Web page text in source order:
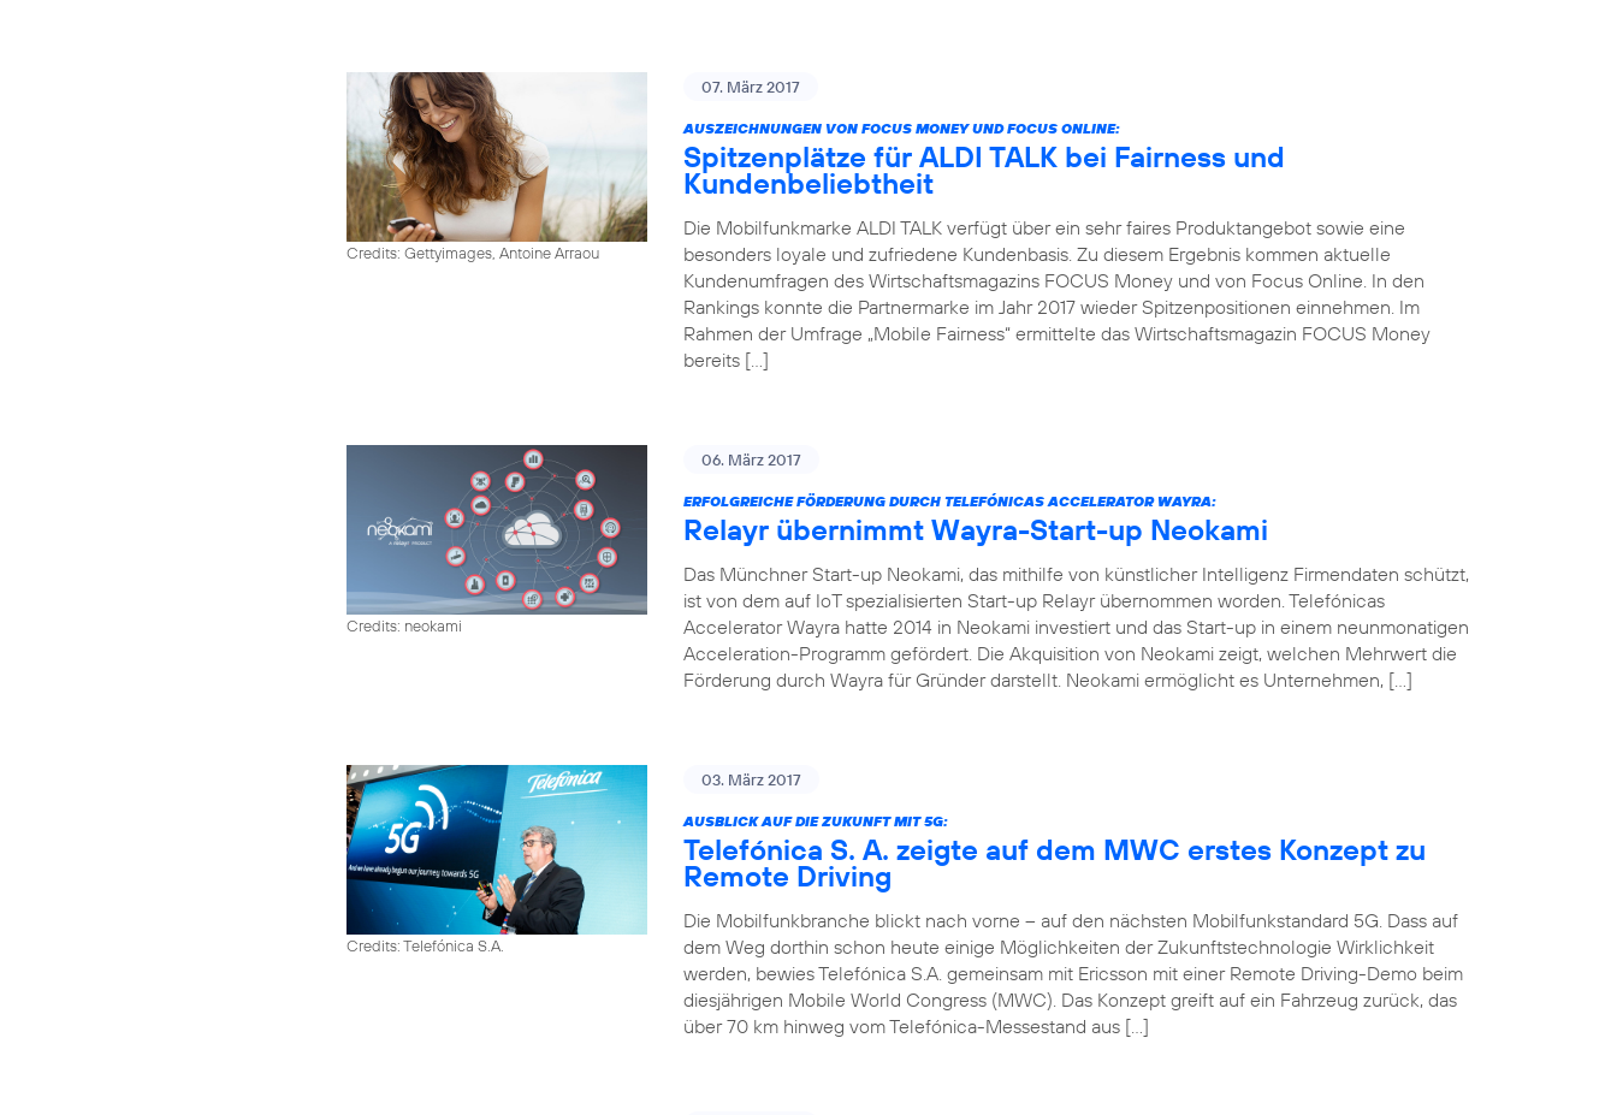
Credits: Gettyimages, Antoine Arraou
07. März 2017
AUSZEICHNUNGEN VON FOCUS MONEY UND FOCUS ONLINE:
Spitzenplätze für ALDI TALK bei Fairness und
Kundenbeliebtheit
Die Mobilfunkmarke ALDI TALK verfügt über ein sehr faires Produktangebot sowie eine
besonders loyale und zufriedene Kundenbasis. Zu diesem Ergebnis kommen aktuelle
Kundenumfragen des Wirtschaftsmagazins FOCUS Money und von Focus Online. In den
Rankings konnte die Partnermarke im Jahr 2017 wieder Spitzenpositionen einnehmen. Im
Rahmen der Umfrage „Mobile Fairness“ ermittelte das Wirtschaftsmagazin FOCUS Money
bereits […]
Credits: neokami
06. März 2017
ERFOLGREICHE FÖRDERUNG DURCH TELEFÓNICAS ACCELERATOR WAYRA:
Relayr übernimmt Wayra-Start-up Neokami
Das Münchner Start-up Neokami, das mithilfe von künstlicher Intelligenz Firmendaten schützt,
ist von dem auf IoT spezialisierten Start-up Relayr übernommen worden. Telefónicas
Accelerator Wayra hatte 2014 in Neokami investiert und das Start-up in einem neunmonatigen
Acceleration-Programm gefördert. Die Akquisition von Neokami zeigt, welchen Mehrwert die
Förderung durch Wayra für Gründer darstellt. Neokami ermöglicht es Unternehmen, […]
Credits: Telefónica S.A.
03. März 2017
AUSBLICK AUF DIE ZUKUNFT MIT 5G:
Telefónica S. A. zeigte auf dem MWC erstes Konzept zu
Remote Driving
Die Mobilfunkbranche blickt nach vorne – auf den nächsten Mobilfunkstandard 5G. Dass auf
dem Weg dorthin schon heute einige Möglichkeiten der Zukunftstechnologie Wirklichkeit
werden, bewies Telefónica S.A. gemeinsam mit Ericsson mit einer Remote Driving-Demo beim
diesjährigen Mobile World Congress (MWC). Das Konzept greift auf ein Fahrzeug zurück, das
über 70 km hinweg vom Telefónica-Messestand aus […]